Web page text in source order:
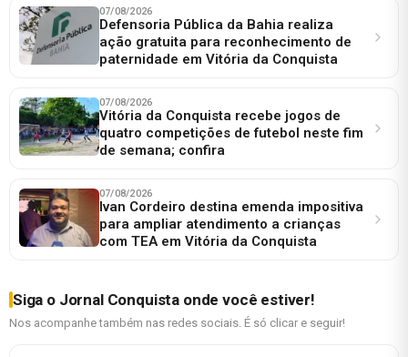
07/08/2026
Defensoria Pública da Bahia realiza
ação gratuita para reconhecimento de
paternidade em Vitória da Conquista
07/08/2026
Vitória da Conquista recebe jogos de
quatro competições de futebol neste fim
de semana; confira
07/08/2026
Ivan Cordeiro destina emenda impositiva
para ampliar atendimento a crianças
com TEA em Vitória da Conquista
Siga o Jornal Conquista onde você estiver!
Nos acompanhe também nas redes sociais. É só clicar e seguir!